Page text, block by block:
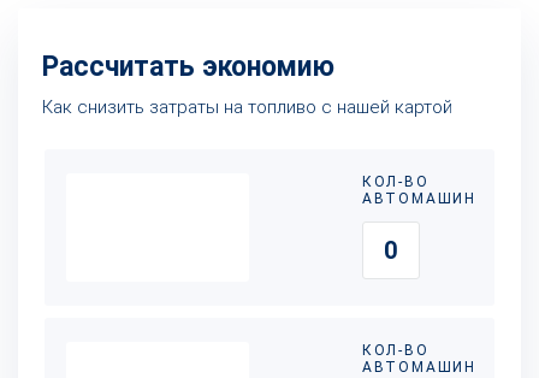
Рассчитать экономию
Как снизить затраты на топливо с нашей картой
КОЛ-ВО
АВТОМАШИН
КОЛ-ВО
АВТОМАШИН